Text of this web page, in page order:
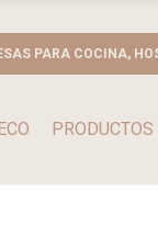
PARA COCINA,
PRODUCTOS